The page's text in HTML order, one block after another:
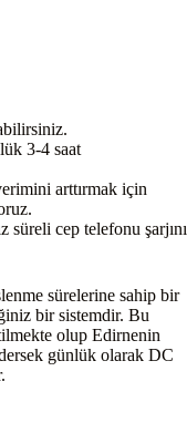
3-4 saat
arttırmak için
süreli cep telefonu şarjını
sürelerine sahip bir
bir sistemdir. Bu
olup Edirnenin
günlük olarak DC